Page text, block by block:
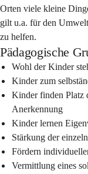
Orten viele kleine
gilt u.a. für den
zu helfen.
Pädagogische
Wohl der Kinder
Kinder zum
Kinder finden Platz
Anerkennung
Kinder lernen
Stärkung der
Fördern
Vermittlung eines